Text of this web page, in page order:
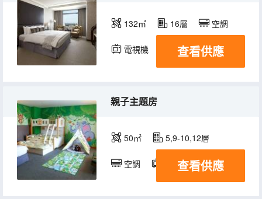
132㎡ 16層 空調
電視機 冰箱
查看供應
親子主題房
50㎡ 5,9-10,12層
空調 電視機 冰箱
查看供應